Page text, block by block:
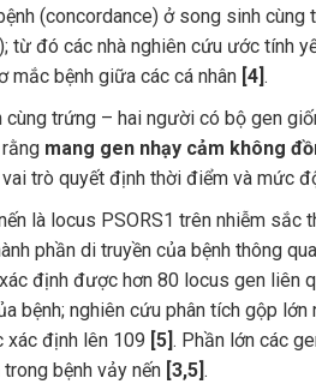
(concordance) ở song sinh
từ đó các nhà nghiên cứu ước tính
mắc bệnh giữa các cá nhân [4].
trứng – hai người có bộ gen
mang gen nhạy cảm không
trò quyết định thời điểm và mức
là locus PSORS1 trên nhiễm sắc
phần di truyền của bệnh thông
định được hơn 80 locus gen liên
bệnh; nghiên cứu phân tích gộp
định lên 109 [5]. Phần lớn các
bệnh vảy nến [3,5].